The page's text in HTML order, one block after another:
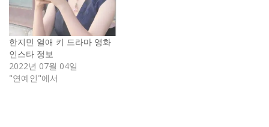
한지민 열애 키 드라마 영화
인스타 정보
2022년 07월 04일
"연예인"에서